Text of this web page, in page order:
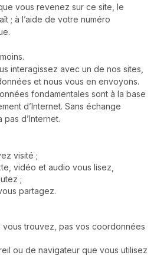
vous revenez sur ce site, le
; à l’aide de votre numéro
interagissez avec un de nos sites,
et nous vous en envoyons.
fondamentales sont à la base
d’Internet. Sans échange
pas d’Internet.
visité ;
vidéo et audio vous lisez,
;
partagez.
vous trouvez, pas vos coordonnées
ou de navigateur que vous utilisez